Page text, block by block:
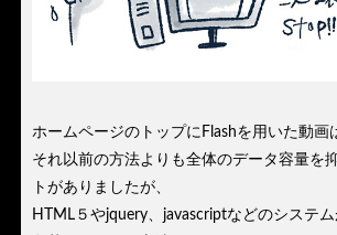
ホームページのトップにFlashを用いた動画
それ以前の方法よりも全体のデータ容量を
トがありましたが、
HTML５やjquery、javascriptなどのシステム